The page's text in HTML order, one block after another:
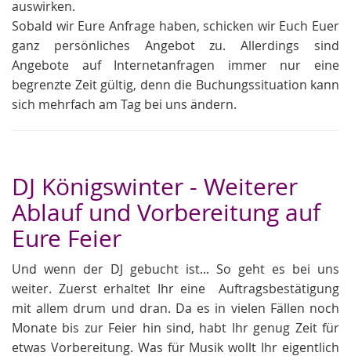
auswirken.
Sobald wir Eure Anfrage haben, schicken wir Euch Euer
ganz persönliches Angebot zu. Allerdings sind
Angebote auf Internetanfragen immer nur eine
begrenzte Zeit gültig, denn die Buchungssituation kann
sich mehrfach am Tag bei uns ändern.
DJ Königswinter - Weiterer
Ablauf und Vorbereitung auf
Eure Feier
Und wenn der DJ gebucht ist... So geht es bei uns
weiter. Zuerst erhaltet Ihr eine Auftragsbestätigung
mit allem drum und dran. Da es in vielen Fällen noch
Monate bis zur Feier hin sind, habt Ihr genug Zeit für
etwas Vorbereitung. Was für Musik wollt Ihr eigentlich